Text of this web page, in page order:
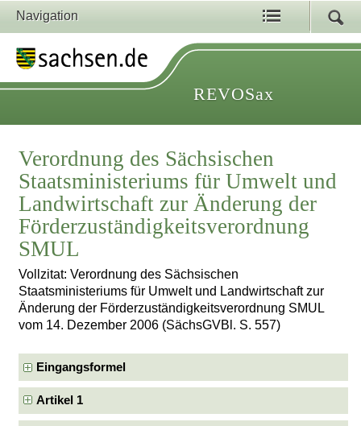
Navigation
REVOSax
Verordnung des Sächsischen
Staatsministeriums für Umwelt und
Landwirtschaft zur Änderung der
Förderzuständigkeitsverordnung
SMUL
Vollzitat: Verordnung des Sächsischen
Staatsministeriums für Umwelt und Landwirtschaft zur
Änderung der Förderzuständigkeitsverordnung SMUL
vom 14. Dezember 2006 (SächsGVBl. S. 557)
Eingangsformel
Artikel 1